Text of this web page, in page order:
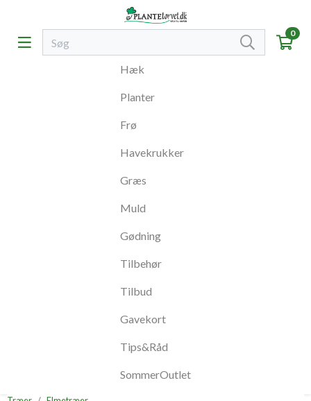
0
Hæk
Planter
Frø
Havekrukker
Græs
Muld
Gødning
Tilbehør
Tilbud
Gavekort
Tips&Råd
SommerOutlet